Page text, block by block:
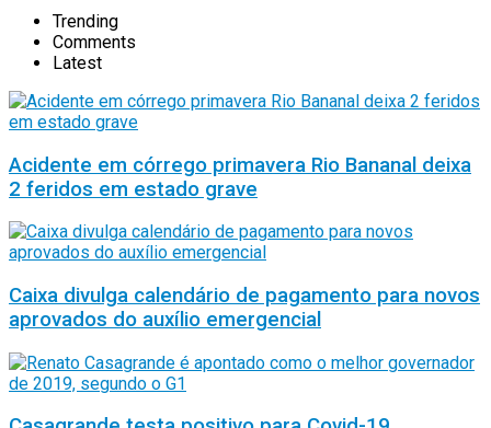
Trending
Comments
Latest
Acidente em córrego primavera Rio Bananal deixa
2 feridos em estado grave
Caixa divulga calendário de pagamento para novos
aprovados do auxílio emergencial